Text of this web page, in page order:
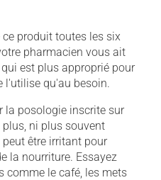
ce produit toutes les six
pharmacien vous ait
est plus approprié pour
l'utilise qu'au besoin.
la posologie inscrite sur
ni plus souvent
être irritant pour
la nourriture. Essayez
comme le café, les mets